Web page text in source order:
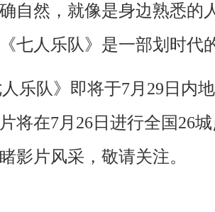
自然，就像是身边熟悉的
人乐队》是一部划时代
人乐队》 即将于7月29日内
将在7月 26日 进行全国26
影片风采， 敬请关注。